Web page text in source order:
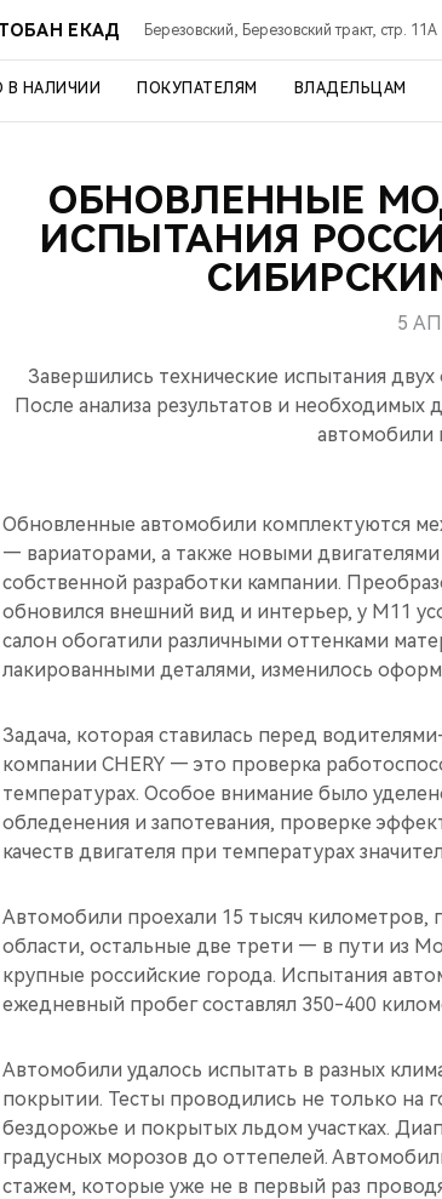
ЕКАД Березовский, Березовский тракт, стр. 11А
В НАЛИЧИИ ПОКУПАТЕЛЯМ ВЛАДЕЛЬЦАМ
ОБНОВЛЕННЫЕ
ИСПЫТАНИЯ
5
Завершились технические испытания
После анализа результатов и
автомобили
Обновленные автомобили комплектуются
— вариаторами, а также новыми
собственной разработки кампании.
обновился внешний вид и интерьер, у М11
салон обогатили различными оттенками
лакированными деталями, изменилось
Задача, которая ставилась перед
компании CHERY — это проверка
температурах. Особое внимание было
обледенения и запотевания, проверке
качеств двигателя при температурах
Автомобили проехали 15 тысяч
области, остальные две трети — в пути из
крупные российские города. Испытания
ежедневный пробег составлял 350-400
Автомобили удалось испытать в разных
покрытии. Тесты проводились не только на
бездорожье и покрытых льдом участках.
градусных морозов до оттепелей.
стажем, которые уже не в первый раз